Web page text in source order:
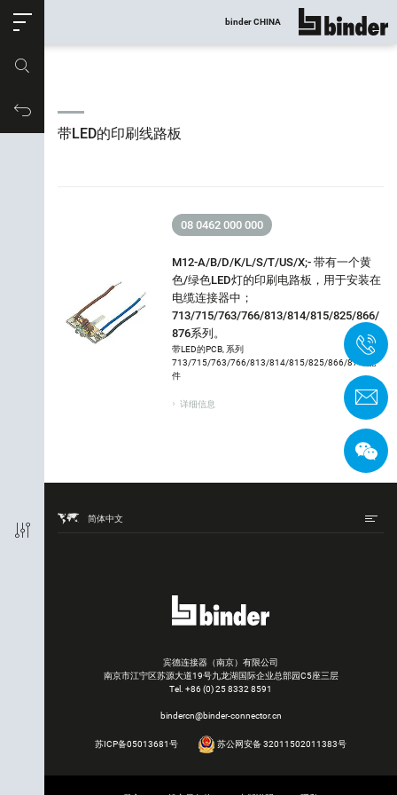
购物车
binder CHINA 显示所有
产品筛选
带LED的印刷线路板
08 0462 000 000
M12-A/B/D/K/L/S/T/US/X;- 带有一个黄
色/绿色LED灯的印刷电路板，用于安装在
电缆连接器中；
713/715/763/766/813/814/815/825/866/
876系列。
带LED的PCB, 系列
713/715/763/766/813/814/815/825/866/876, 配
件
详细信息
简体中文
宾德连接器（南京）有限公司
南京市江宁区苏源大道19号九龙湖国际企业总部园C5座三层
Tel. +86 (0) 25 8332 8591
bindercn@binder-connector.cn
苏ICP备05013681号 苏公网安备 32011502011383号